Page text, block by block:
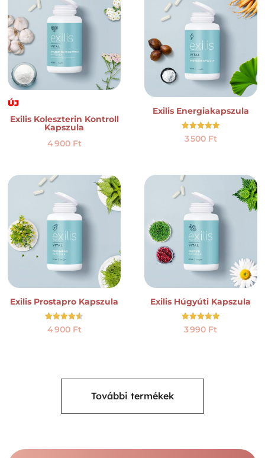
ÚJ
Exilis Koleszterin Kontroll
Kapszula
4 900 Ft
Exilis Energiakapszula
Értékelés:
5.00
3 500 Ft
Exilis Prostapro Kapszula
Értékelés:
4.50
4 900 Ft
Exilis Húgyúti Kapszula
Értékelés:
5.00
3 990 Ft
További termékek